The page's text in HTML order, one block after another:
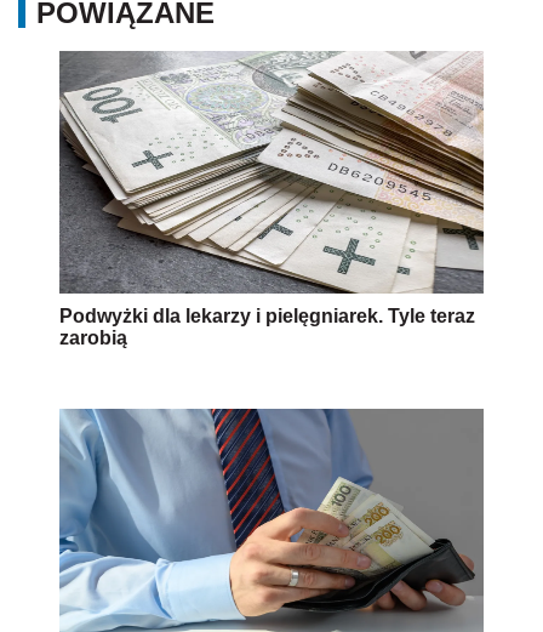
POWIĄZANE
Podwyżki dla lekarzy i pielęgniarek. Tyle teraz
zarobią